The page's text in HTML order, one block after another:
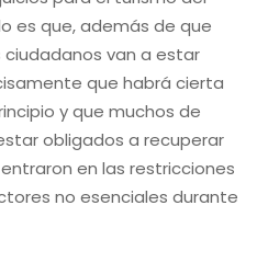
es que, además de que
van a estar
que habrá cierta
y que muchos de
obligados a recuperar
en las restricciones
no esenciales durante